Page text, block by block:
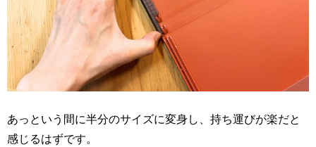
あっという間に半分のサイズに変身し、持ち運びが楽だと
感じるはずです。